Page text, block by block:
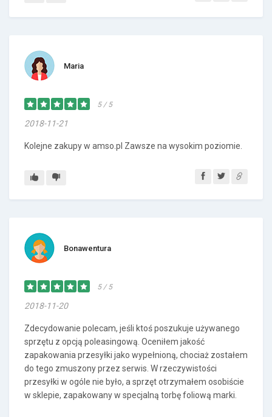
Maria
5 / 5
2018-11-21
Kolejne zakupy w amso.pl Zawsze na wysokim poziomie.
Bonawentura
5 / 5
2018-11-20
Zdecydowanie polecam, jeśli ktoś poszukuje używanego
sprzętu z opcją poleasingową. Oceniłem jakość
zapakowania przesyłki jako wypełnioną, chociaż zostałem
do tego zmuszony przez serwis. W rzeczywistości
przesyłki w ogóle nie było, a sprzęt otrzymałem osobiście
w sklepie, zapakowany w specjalną torbę foliową marki.